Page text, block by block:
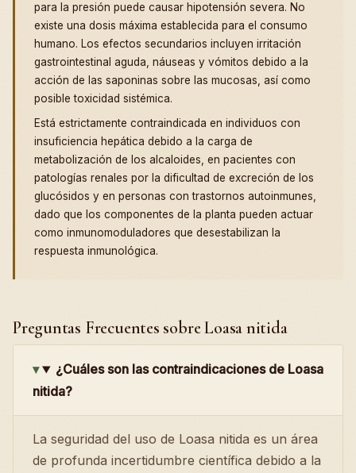
para la presión puede causar hipotensión severa. No
existe una dosis máxima establecida para el consumo
humano. Los efectos secundarios incluyen irritación
gastrointestinal aguda, náuseas y vómitos debido a la
acción de las saponinas sobre las mucosas, así como
posible toxicidad sistémica.
Está estrictamente contraindicada en individuos con
insuficiencia hepática debido a la carga de
metabolización de los alcaloides, en pacientes con
patologías renales por la dificultad de excreción de los
glucósidos y en personas con trastornos autoinmunes,
dado que los componentes de la planta pueden actuar
como inmunomoduladores que desestabilizan la
respuesta inmunológica.
Preguntas Frecuentes sobre Loasa nitida
¿Cuáles son las contraindicaciones de Loasa
nitida?
La seguridad del uso de Loasa nitida es un área
de profunda incertidumbre científica debido a la